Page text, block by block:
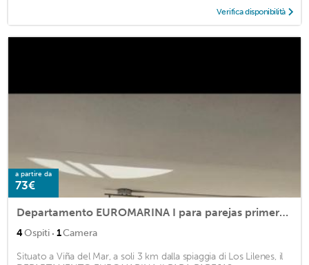
Verifica disponibilità
a partire da
73€
Departamento EUROMARINA I para parejas primera línea de playa
4Ospiti · 1Camera
Situato a Viña del Mar, a soli 3 km dalla spiaggia di Los Lilenes, il